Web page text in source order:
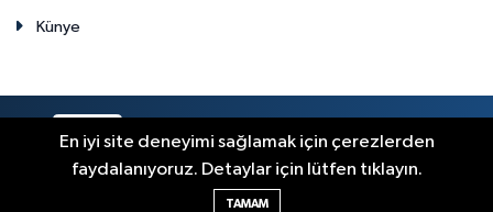
Künye
RSS Copyright © 2023. Her hakkı saklıdır.
Haber Yazılımı:
En iyi site deneyimi sağlamak için çerezlerden
faydalanıyoruz. Detaylar için lütfen tıklayın.
TAMAM